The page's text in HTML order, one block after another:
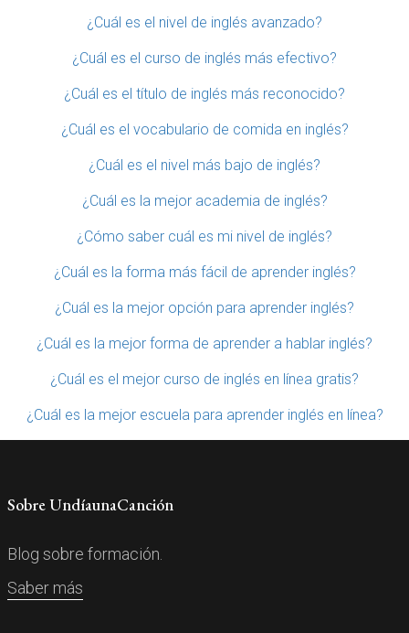
¿Cuál es el nivel de inglés avanzado?
¿Cuál es el curso de inglés más efectivo?
¿Cuál es el título de inglés más reconocido?
¿Cuál es el vocabulario de comida en inglés?
¿Cuál es el nivel más bajo de inglés?
¿Cuál es la mejor academia de inglés?
¿Cómo saber cuál es mi nivel de inglés?
¿Cuál es la forma más fácil de aprender inglés?
¿Cuál es la mejor opción para aprender inglés?
¿Cuál es la mejor forma de aprender a hablar inglés?
¿Cuál es el mejor curso de inglés en línea gratis?
¿Cuál es la mejor escuela para aprender inglés en línea?
Sobre UndíaunaCanción
Blog sobre formación.
Saber más